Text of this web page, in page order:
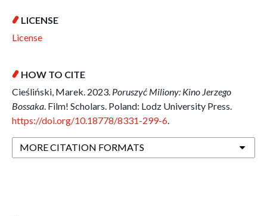
LICENSE
License
HOW TO CITE
Cieśliński, Marek. 2023. Poruszyć Miliony: Kino Jerzego
Bossaka . Film! Scholars. Poland: Lodz University Press.
https://doi.org/10.18778/8331-299-6
MORE CITATION FORMATS